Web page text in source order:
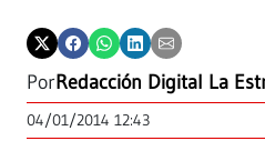
PorRedacción Digital La
04/01/2014 12:43